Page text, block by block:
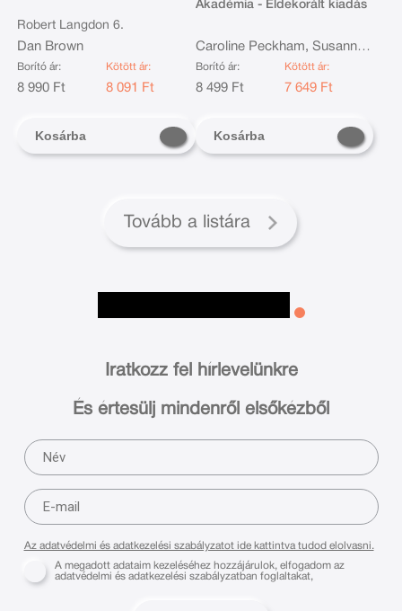
Robert Langdon 6.
Dan Brown
Borító ár:
8 990 Ft
Kötött ár:
8 091 Ft
Kosárba
Akadémia - Éldekorált kiadás
Caroline Peckham, Susanne
Valenti
Borító ár:
8 499 Ft
Kötött ár:
7 649 Ft
Kosárba
Tovább a listára
Iratkozz fel hírlevelünkre
És értesülj mindenről elsőkézből
Az adatvédelmi és adatkezelési szabályzatot ide kattintva tudod elolvasni.
A megadott adataim kezeléséhez hozzájárulok, elfogadom az
adatvédelmi és adatkezelési szabályzatban foglaltakat,